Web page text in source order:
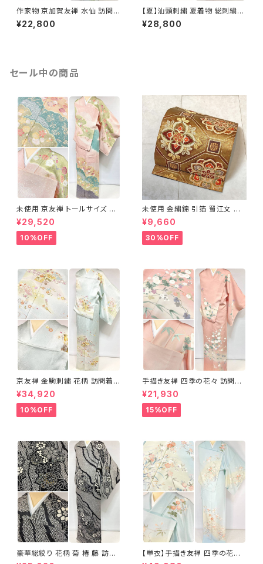
作家物 京加賀友禅 水仙 訪問着
正絹 袷 浅葱鼠 青緑 グレー 白
1157
¥22,800
【夏】汕頭刺繍 夏着物 総刺繍
絽 訪問着 正絹 オレンジ サーモ
ンピンク 水色 1243
¥28,800
セール中の商品
未使用 京友禅 トールサイズ 染
め分け 金彩 訪問着 袷 正絹 ピ
ンク 黄緑 紫 黄色 1438
¥29,520
10%OFF
未使用 金繍錦 引箔 蜀江文 唐
織 華紋 袋帯 正絹 金糸 ゴール
ド 赤 紫 710
¥9,660
30%OFF
京友禅 金駒刺繍 花柄 訪問着
正絹 水色 黄緑 パステルカラー
アイスグリーン 1433
¥34,920
10%OFF
手描き友禅 四季の花々 訪問着
袷 正絹 サーモンピンク クリー
ム 白 桃花色 1434
¥21,930
15%OFF
豪華総絞り 花柄 菊 椿 藤 訪問
着 鹿の子絞り ラメ 正絹 黒 白
【単衣】手描き友禅 四季の花々
正絹 訪問着 水色 黄緑 白 パス